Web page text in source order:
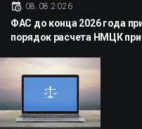
08.08.2026
ФАС до конца 2026 года
порядок расчета НМЦК при